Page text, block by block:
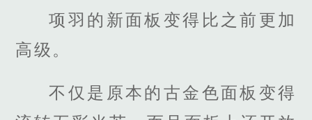
项羽的新面板变得比之前更加
高级。
不仅是原本的古金色面板变得